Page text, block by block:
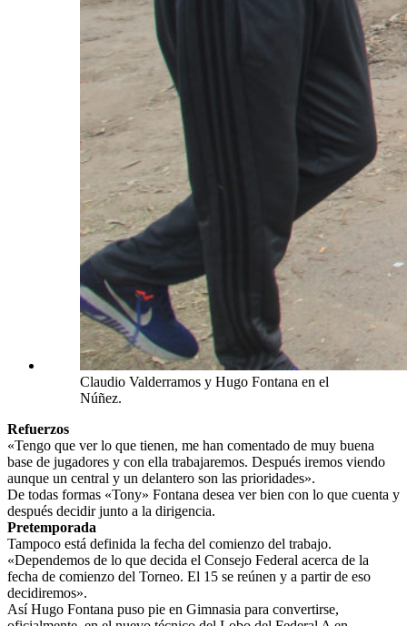
Claudio Valderramos y Hugo Fontana en el
Núñez.
Refuerzos
«Tengo que ver lo que tienen, me han comentado de muy buena
base de jugadores y con ella trabajaremos. Después iremos viendo
aunque un central y un delantero son las prioridades».
De todas formas «Tony» Fontana desea ver bien con lo que cuenta y
después decidir junto a la dirigencia.
Pretemporada
Tampoco está definida la fecha del comienzo del trabajo.
«Dependemos de lo que decida el Consejo Federal acerca de la
fecha de comienzo del Torneo. El 15 se reúnen y a partir de eso
decidiremos».
Así Hugo Fontana puso pie en Gimnasia para convertirse,